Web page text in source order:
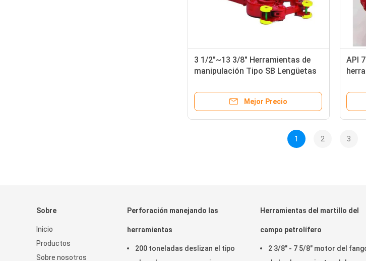
3 1/2"~13 3/8" Herramientas de
manipulación Tipo SB Lengüetas
petróleo
Mejor Precio
API
la
1 2 3
Sobre
Inicio
Productos
Sobre nosotros
Perforación manejando las
herramientas
200 toneladas deslizan el tipo
Herramientas del martillo del
campo petrolífero
2 3/8" - 7 5/8" motor del